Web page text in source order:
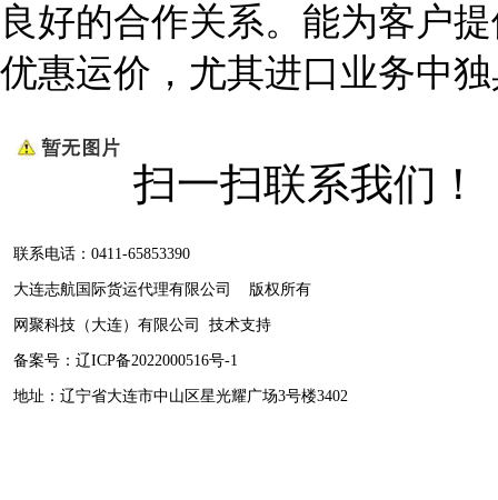
良好的合作关系。能为客户
优惠运价，尤其进口业务中
扫一扫联系我们！
联系电话：0411-65853390
大连志航国际货运代理有限公司 版权所有
网聚科技（大连）有限公司 技术支持
备案号： 辽ICP备2022000516号-1
地址：辽宁省大连市中山区星光耀广场3号楼3402